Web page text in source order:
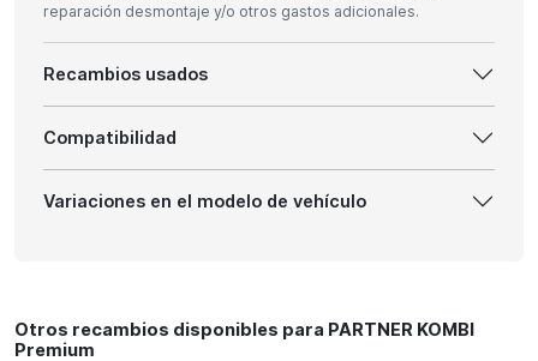
reparación desmontaje y/o otros gastos adicionales.
Recambios usados
Compatibilidad
Variaciones en el modelo de vehículo
Otros recambios disponibles para PARTNER KOMBI
Premium